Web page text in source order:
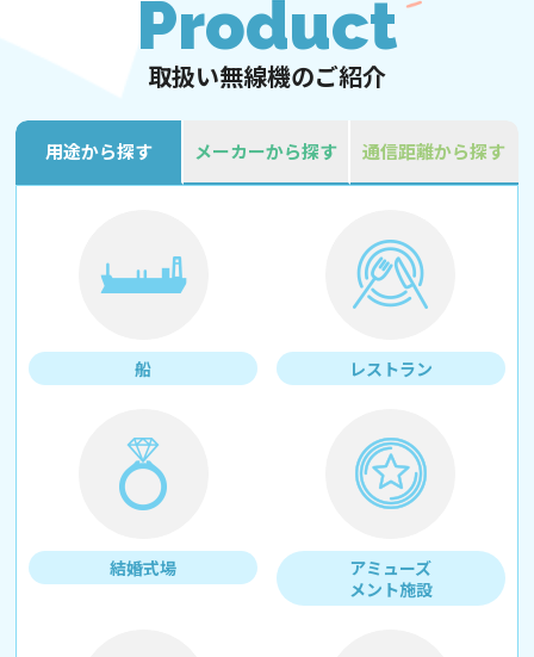
Product
取扱い無線機のご紹介
用途から探す メーカーから探す 通信距離から探す
船 レストラン
結婚式場
アミューズ
メント施設